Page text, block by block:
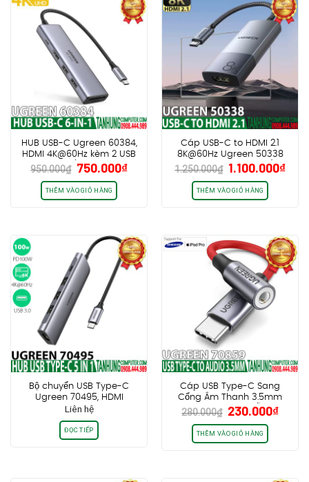
HUB USB-C Ugreen 60384,
HDMI 4K@60Hz kèm 2 USB
3.0 + SD/TF PD100W
950.000₫ Giá
gốc
là:
950.000₫.
750.000₫Giá
THÊM VÀO GIỎ HÀNG
Cáp USB-C to HDMI 2.1
8K@60Hz Ugreen 50338
cao cấp chính hãng (Vỏ
Nhôm)
1.250.000₫ Giá
gốc
là:
1.250.000₫.
1.100.000₫Giá
THÊM VÀO GIỎ HÀNG
Bộ chuyển USB Type-C
Ugreen 70495, HDMI
4K@60Hz + USB 3.0 + PD
100W chính hãng cao cấp
Liên hệ
ĐỌC TIẾP
Cáp USB Type-C Sang
Cổng Âm Thanh 3.5mm
Ugreen 70859, hỗ trợ
Samsung/ iPad Pro/
Surface chính hãng cao
cấp
280.000₫ Giá
gốc
là:
280.000₫.
230.000₫Giá
THÊM VÀO GIỎ HÀNG